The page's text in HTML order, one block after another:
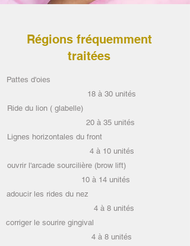
Régions fréquemment
traitées
Pattes d'oies
18 à 30 unités
Ride du lion ( glabelle)
20 à 35 unités
Lignes horizontales du front
4 à 10 unités
ouvrir l'arcade sourcilière (brow lift)
10 à 14 unités
adoucir les rides du nez
4 à 8 unités
corriger le sourire gingival
4 à 8 unités